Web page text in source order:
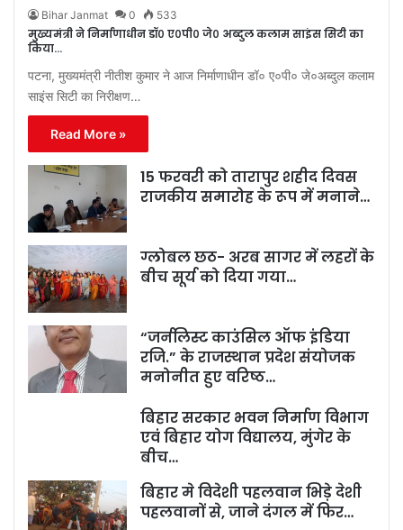
Bihar Janmat 0 533
मुख्यमंत्री ने निर्माणाधीन डॉ० ए०पी० जे० अब्दुल कलाम साइंस सिटी का
किया…
पटना, मुख्यमंत्री नीतीश कुमार ने आज निर्माणाधीन डॉ० ए०पी० जे०अब्दुल कलाम
साइंस सिटी का निरीक्षण…
Read More »
15 फरवरी को तारापुर शहीद दिवस
राजकीय समारोह के रूप में मनाने…
ग्लोबल छठ- अरब सागर में लहरों के
बीच सूर्य को दिया गया…
“जर्नलिस्ट काउंसिल ऑफ इंडिया
रजि.” के राजस्थान प्रदेश संयोजक
मनोनीत हुए वरिष्ठ…
बिहार सरकार भवन निर्माण विभाग
एवं बिहार योग विद्यालय, मुंगेर के
बीच…
बिहार मे विदेशी पहलवान भिड़े देशी
पहलवानों से, जाने दंगल में फिर…